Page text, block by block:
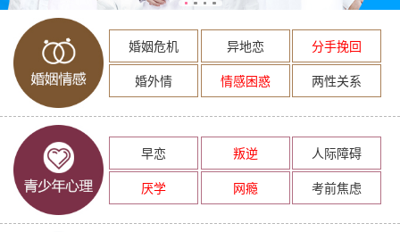
婚姻危机 异地恋
分手挽回
婚外情
情感困惑 两性关系
早恋 叛逆
人际障碍
厌学
网瘾 考前焦虑